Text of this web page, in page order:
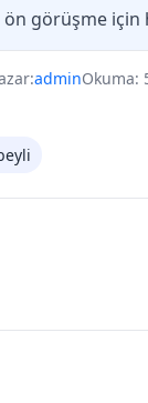
görüşme
adminOkuma: